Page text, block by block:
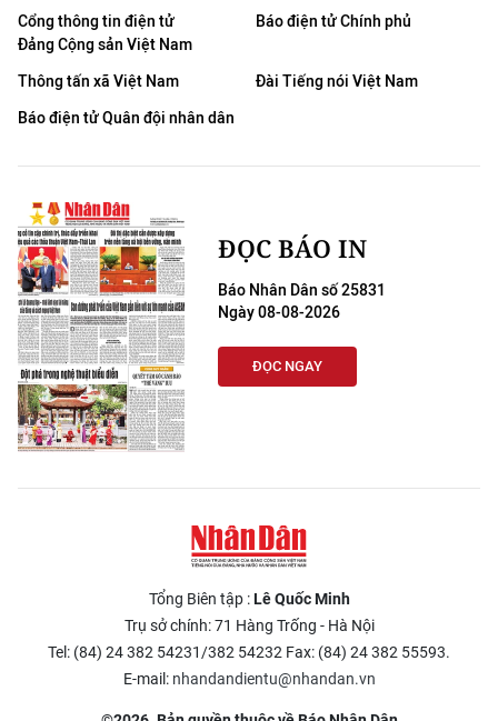
Cổng thông tin điện tử
Đảng Cộng sản Việt Nam
Báo điện tử Chính phủ
Thông tấn xã Việt Nam
Đài Tiếng nói Việt Nam
Báo điện tử Quân đội nhân dân
ĐỌC BÁO IN
Báo Nhân Dân số 25831
Ngày 08-08-2026
ĐỌC NGAY
Tổng Biên tập :Lê Quốc Minh
Trụ sở chính: 71 Hàng Trống - Hà Nội
Tel: (84) 24 382 54231/382 54232 Fax: (84) 24 382 55593.
E-mail: nhandandientu@nhandan.vn